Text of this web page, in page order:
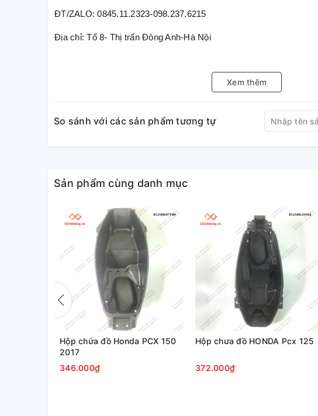
ĐT/ZALO: 0845.11.2323-098.237.6215
Địa chỉ: Tổ 8- Thị trấn Đông Anh-Hà Nội
Xem thêm
So sánh với các sản phẩm tương tự
Sản phẩm cùng danh mục
Hộp chứa đồ Honda PCX 150
2017
346.000₫
Hộp chưa đồ HONDA Pcx 125
372.000₫